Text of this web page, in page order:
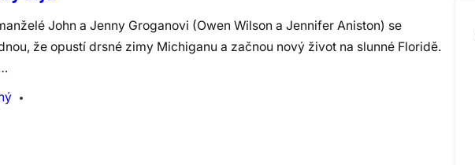
John a Jenny Groganovi (Owen Wilson a Jennifer Aniston) se
že opustí drsné zimy Michiganu a začnou nový život na slunné Floridě.